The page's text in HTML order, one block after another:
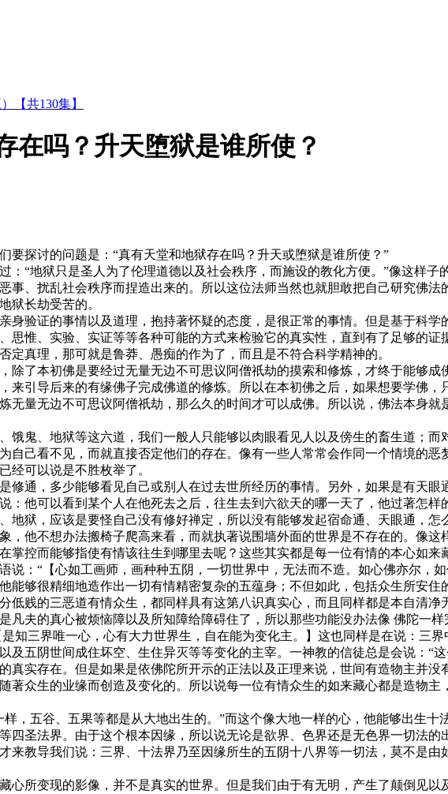
【共130集】
在吗？升天堕狱是谁所使？
探讨的问题是：“真有天堂和地狱存在吗？升天或堕狱是谁所使？”
“地狱只是圣人为了伦理道德以及社会秩序，而施设的教化方便。”像这样子
事、扰乱社会秩序而捏造出来的。所以这位法师当然也就胆敢把自己研究佛
狱长劫受苦的。
验证的事情以及道理，抱持著怀疑的态度，是很正常的事情。但是基于科学
思惟、实验、实证等等各种可能的方式来检验它的真实性，直到有了足够的
真理，那可就是鲁莽、愚痴的作为了，而且是不符合科学精神的。
了本初佛是要经过无量无边不可思议阿僧祇劫的摸索和修炼，才终于能够成
来引导后来的有缘佛子完成佛道的修炼。所以在本初佛之后，如果想要学佛
无量无边不可思议阿僧祇劫，那么久的时间才可以成佛。所以说，佛法本身
鬼、地狱等这六道，我们一般人只能够以肉眼看见人以及傍生的畜生道；而
自己看不见，而就直接否定他们的存在。像有一些人常常会作同一个情境的
经可以说是不胜枚举了。
通，多少能够看见自己或别人在过去世所经历的事情。另外，如果是有天眼
：他可以看到某个人在他死去之后，往生去到六欲天的哪一天了，他过著怎样
地狱，应该是要怪自己没有修好禅定，所以没有能够发起宿命通、天眼通，
，他不想办法搬椅子爬高来看，而就执著说围墙外面的世界是不存在的。像这
控而能够指使有情该往生到哪里去呢？这些其实都是每一位有情的本心如
说：“【心如工画师，画种种五阴，一切世界中，无法而不造。如心佛亦尔，
能够很精细地造作出一切有情精密复杂的五蕴身；不但如此，包括众生所安
低贱的三恶道有情众生，都同样具有这第八识真实心，而且同样都是本自清
凡夫的真心被烦恼障以及所知障给障碍住了，所以那些功能没办法像 佛陀一样
三界唯一心，心有大力世界生，自在能为变化主。】这也同样是在说：三界
及五阴世间成住坏空、生住异灭等等变化的主宰。一神教的信徒总是会说：“
真实存在。但是如果是依佛陀所开示的正法以及正理来说，世间有造物主并
著众生的业缘而创造及变化的。所以说每一位有情众生的如来藏心都是造物
五谷、五果等都是从大地出生的。”而这个像大地一样的心，他能够出生十
四圣法界。由于这个根本因缘，所以说无论是欲界、色界还是无色界一切法
来教导我们说：三界、十法界乃至因缘所生的五阴十八界等一切法，莫不是
所变现的影像，并不是真实的世界。但是我们由于有无明，产生了颠倒见以